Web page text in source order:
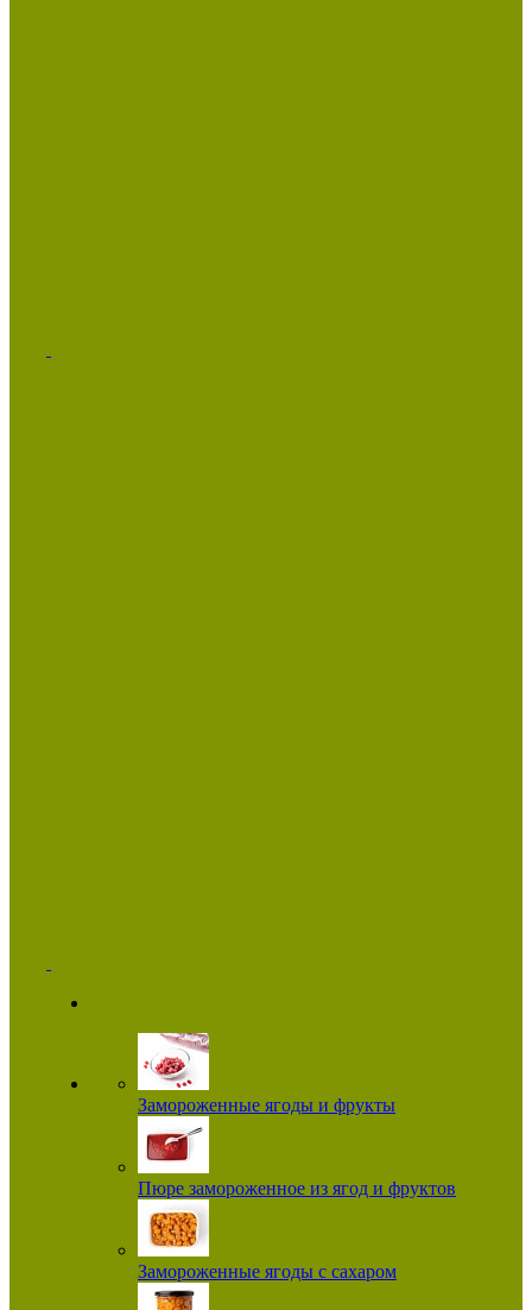
Замороженные ягоды и фрукты
Пюре замороженное из ягод и фруктов
Замороженные ягоды с сахаром